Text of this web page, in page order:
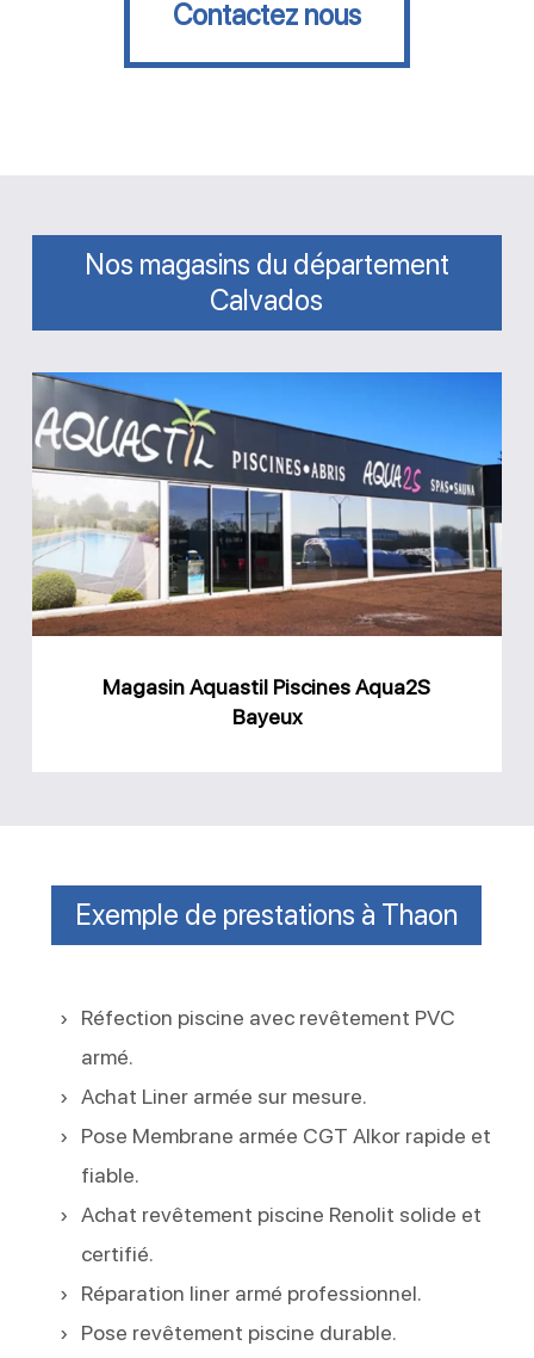
Contactez nous
Nos magasins du département
Calvados
Aquastil
Piscines
Aqua2S
Bayeux
Magasin Aquastil Piscines Aqua2S
Bayeux
Exemple de prestations à Thaon
Réfection piscine avec revêtement PVC
armé.
Achat Liner armée sur mesure.
Pose Membrane armée CGT Alkor rapide et
fiable.
Achat revêtement piscine Renolit solide et
certifié.
Réparation liner armé professionnel.
Pose revêtement piscine durable.